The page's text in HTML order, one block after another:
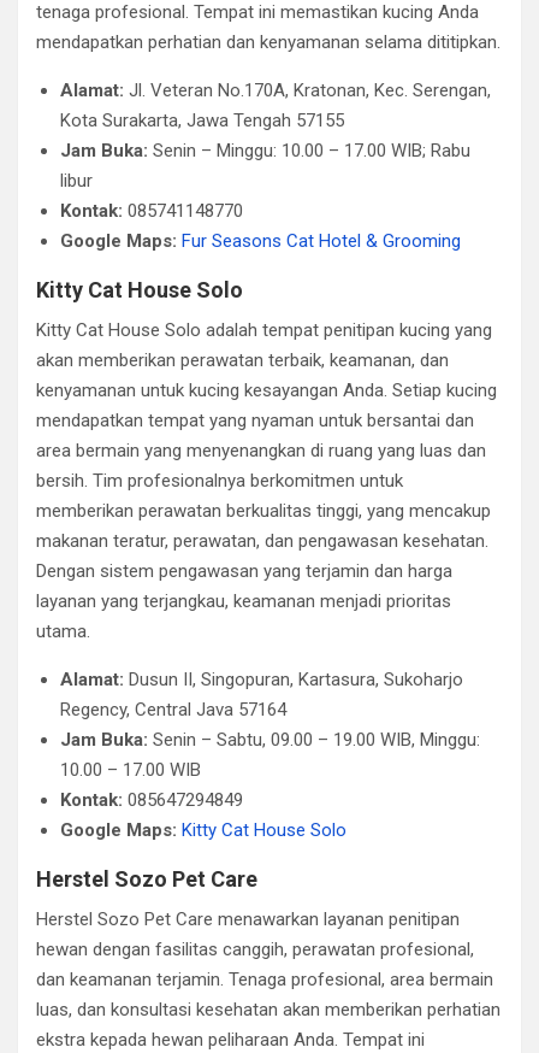
tenaga profesional. Tempat ini memastikan kucing Anda
mendapatkan perhatian dan kenyamanan selama dititipkan.​
Alamat: Jl. Veteran No.170A, Kratonan, Kec. Serengan,
Kota Surakarta, Jawa Tengah 57155
Jam Buka: Senin – Minggu: 10.00 – 17.00 WIB; Rabu
libur​
Kontak: 085741148770​
Google Maps: Fur Seasons Cat Hotel & Grooming
Kitty Cat House Solo
Kitty Cat House Solo adalah tempat penitipan kucing yang
akan memberikan perawatan terbaik, keamanan, dan
kenyamanan untuk kucing kesayangan Anda. Setiap kucing
mendapatkan tempat yang nyaman untuk bersantai dan
area bermain yang menyenangkan di ruang yang luas dan
bersih. Tim profesionalnya berkomitmen untuk
memberikan perawatan berkualitas tinggi, yang mencakup
makanan teratur, perawatan, dan pengawasan kesehatan.
Dengan sistem pengawasan yang terjamin dan harga
layanan yang terjangkau, keamanan menjadi prioritas
utama.
Alamat: Dusun II, Singopuran, Kartasura, Sukoharjo
Regency, Central Java 57164
Jam Buka: Senin – Sabtu, 09.00 – 19.00 WIB​, Minggu:
10.00 – 17.00 WIB​
Kontak: 085647294849
Google Maps: Kitty Cat House Solo
Herstel Sozo Pet Care
Herstel Sozo Pet Care menawarkan layanan penitipan
hewan dengan fasilitas canggih, perawatan profesional,
dan keamanan terjamin. Tenaga profesional, area bermain
luas, dan konsultasi kesehatan akan memberikan perhatian
ekstra kepada hewan peliharaan Anda. Tempat ini